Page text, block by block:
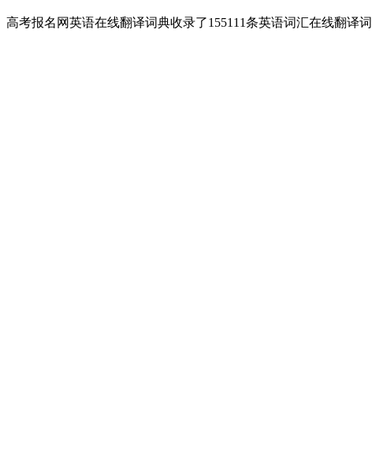
高考报名网英语在线翻译词典收录了155111条英语词汇在线翻译